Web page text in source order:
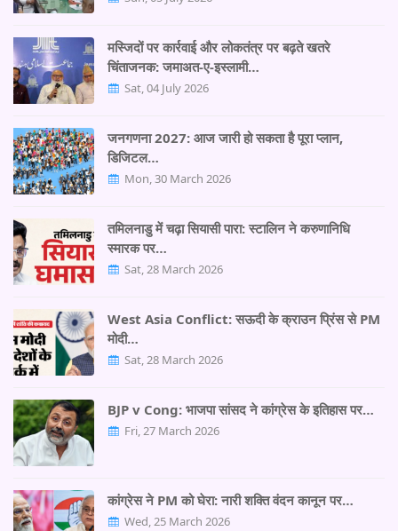
मस्जिदों पर कार्रवाई और लोकतंत्र पर बढ़ते खतरे
चिंताजनक: जमाअत-ए-इस्लामी…
Sat, 04 July 2026
जनगणना 2027: आज जारी हो सकता है पूरा प्लान,
डिजिटल…
Mon, 30 March 2026
तमिलनाडु में चढ़ा सियासी पारा: स्टालिन ने करुणानिधि
स्मारक पर…
Sat, 28 March 2026
West Asia Conflict: सऊदी के क्राउन प्रिंस से PM
मोदी…
Sat, 28 March 2026
BJP v Cong: भाजपा सांसद ने कांग्रेस के इतिहास पर…
Fri, 27 March 2026
कांग्रेस ने PM को घेरा: नारी शक्ति वंदन कानून पर…
Wed, 25 March 2026